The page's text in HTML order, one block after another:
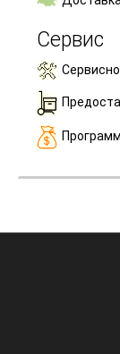
Сервис